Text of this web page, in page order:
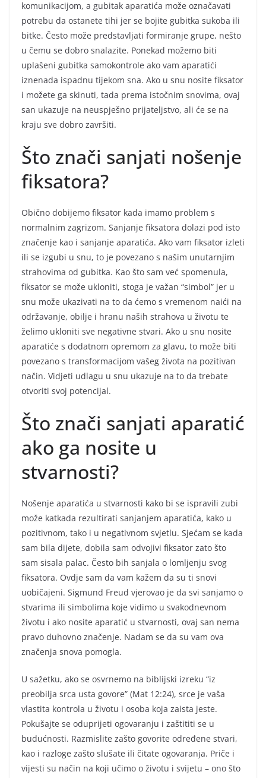
komunikacijom, a gubitak aparatića može označavati
potrebu da ostanete tihi jer se bojite gubitka sukoba ili
bitke. Često može predstavljati formiranje grupe, nešto
u čemu se dobro snalazite. Ponekad možemo biti
uplašeni gubitka samokontrole ako vam aparatići
iznenada ispadnu tijekom sna. Ako u snu nosite fiksator
i možete ga skinuti, tada prema istočnim snovima, ovaj
san ukazuje na neuspješno prijateljstvo, ali će se na
kraju sve dobro završiti.
Što znači sanjati nošenje
fiksatora?
Obično dobijemo fiksator kada imamo problem s
normalnim zagrizom. Sanjanje fiksatora dolazi pod isto
značenje kao i sanjanje aparatića. Ako vam fiksator izleti
ili se izgubi u snu, to je povezano s našim unutarnjim
strahovima od gubitka. Kao što sam već spomenula,
fiksator se može ukloniti, stoga je važan “simbol” jer u
snu može ukazivati na to da ćemo s vremenom naići na
održavanje, obilje i hranu naših strahova u životu te
želimo ukloniti sve negativne stvari. Ako u snu nosite
aparatiće s dodatnom opremom za glavu, to može biti
povezano s transformacijom vašeg života na pozitivan
način. Vidjeti udlagu u snu ukazuje na to da trebate
otvoriti svoj potencijal.
Što znači sanjati aparatić
ako ga nosite u
stvarnosti?
Nošenje aparatića u stvarnosti kako bi se ispravili zubi
može katkada rezultirati sanjanjem aparatića, kako u
pozitivnom, tako i u negativnom svjetlu. Sjećam se kada
sam bila dijete, dobila sam odvojivi fiksator zato što
sam sisala palac. Često bih sanjala o lomljenju svog
fiksatora. Ovdje sam da vam kažem da su ti snovi
uobičajeni. Sigmund Freud vjerovao je da svi sanjamo o
stvarima ili simbolima koje vidimo u svakodnevnom
životu i ako nosite aparatić u stvarnosti, ovaj san nema
pravo duhovno značenje. Nadam se da su vam ova
značenja snova pomogla.
U sažetku, ako se osvrnemo na biblijski izreku “iz
preobilja srca usta govore” (Mat 12:24), srce je vaša
vlastita kontrola u životu i osoba koja zaista jeste.
Pokušajte se oduprijeti ogovaranju i zaštititi se u
budućnosti. Razmislite zašto govorite određene stvari,
kao i razloge zašto slušate ili čitate ogovaranja. Priče i
vijesti su način na koji učimo o životu i svijetu – ono što